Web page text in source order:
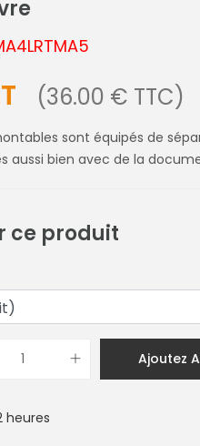
(36.00 € TTC)
sont équipés de
aussi bien avec de la
ce produit
Ajoutez
heures